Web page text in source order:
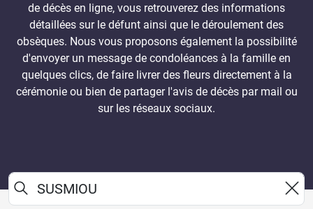
de décès en ligne, vous retrouverez des informations
détaillées sur le défunt ainsi que le déroulement des
obsèques. Nous vous proposons également la possibilité
d'envoyer un message de condoléances à la famille en
quelques clics, de faire livrer des fleurs directement à la
cérémonie ou bien de partager l'avis de décès par mail ou
sur les réseaux sociaux.